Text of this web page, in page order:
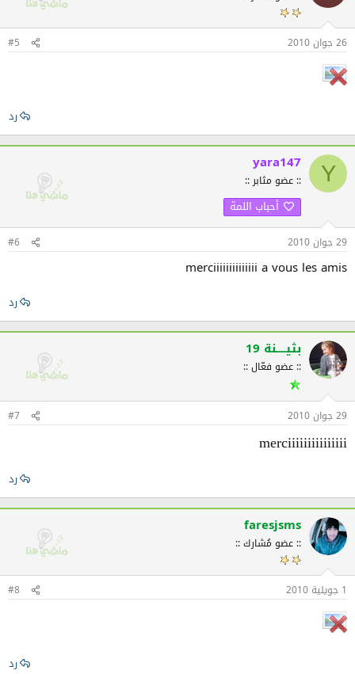
26 جوان 2010 #5
رد
Y
yara147
:: عضو مثابر ::
أحباب اللمة
29 جوان 2010 #6
merciiiiiiiiiiiiii a vous les amis
رد
بثيــــنة 19
:: عضو فعّال ::
29 جوان 2010 #7
merciiiiiiiiiiiiiii
رد
faresjsms
:: عضو مُشارك ::
1 جويلية 2010 #8
رد